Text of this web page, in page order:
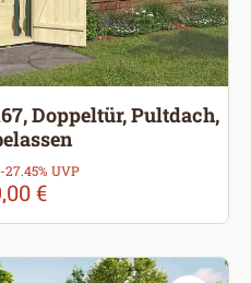
Doppeltür, Pultdach,
€
-27.45% UVP